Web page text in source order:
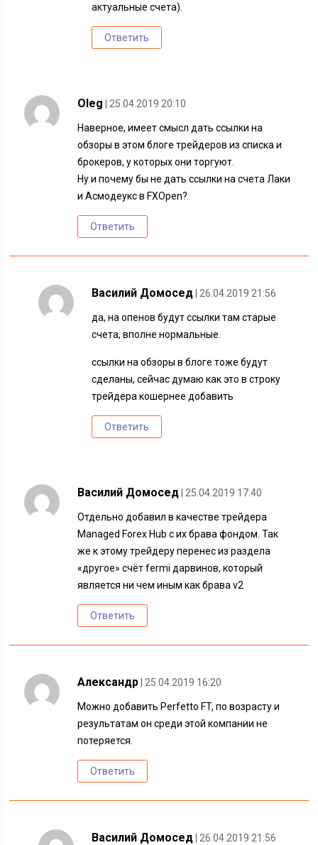
актуальные счета).
Ответить
Oleg | 25.04.2019 20:10
Наверное, имеет смысл дать ссылки на
обзоры в этом блоге трейдеров из списка и
брокеров, у которых они торгуют.
Ну и почему бы не дать ссылки на счета Лаки
и Асмодеукс в FXOpen?
Ответить
Василий Домосед | 26.04.2019 21:56
да, на опенов будут ссылки там старые
счета, вполне нормальные.
ссылки на обзоры в блоге тоже будут
сделаны, сейчас думаю как это в строку
трейдера кошернее добавить
Ответить
Василий Домосед | 25.04.2019 17:40
Отдельно добавил в качестве трейдера
Managed Forex Hub с их брава фондом. Так
же к этому трейдеру перенес из раздела
«другое» счёт fermi дарвинов, который
является ни чем иным как брава v2
Ответить
Александр | 25.04.2019 16:20
Можно добавить Perfetto FT, по возрасту и
результатам он среди этой компании не
потеряется.
Ответить
Василий Домосед | 26.04.2019 21:56